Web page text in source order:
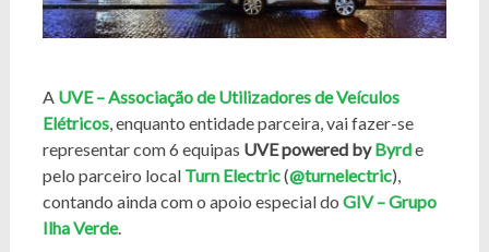
A UVE – Associação de Utilizadores de Veículos
Elétricos, enquanto entidade parceira, vai fazer-se
representar com 6 equipas UVE powered byByrde
pelo parceiro local Turn Electric(@turnelectric),
contando ainda com o apoio especial do GIV – Grupo
Ilha Verde.